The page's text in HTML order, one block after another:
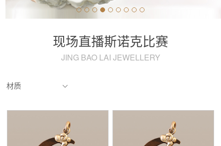
现场直播斯诺克比赛
JING BAO LAI JEWELLERY
材质